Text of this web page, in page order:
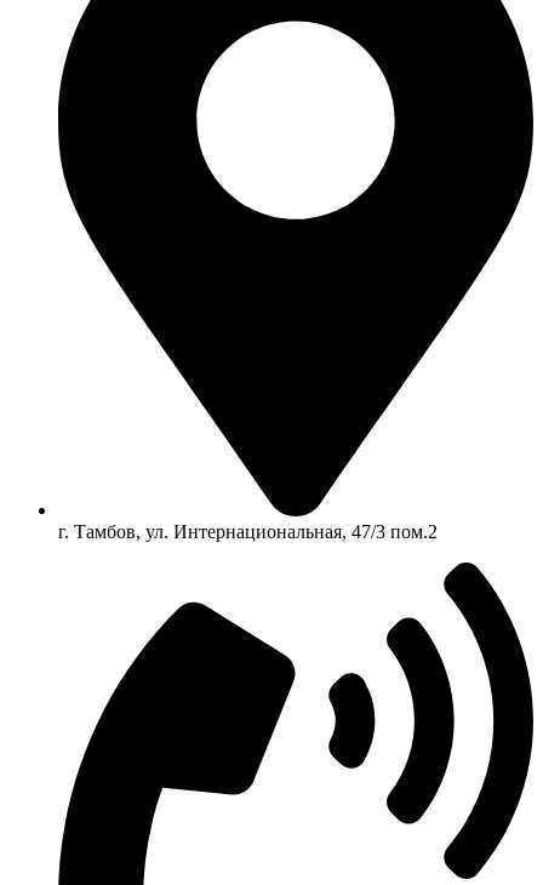
г. Тамбов, ул. Интернациональная, 47/3 пом.2